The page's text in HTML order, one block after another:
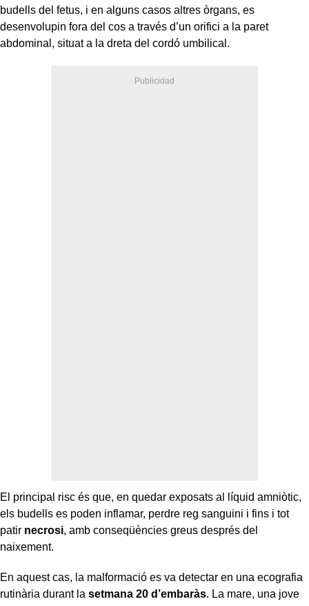
budells del fetus, i en alguns casos altres òrgans, es
desenvolupin fora del cos a través d’un orifici a la paret
abdominal, situat a la dreta del cordó umbilical.
El principal risc és que, en quedar exposats al líquid amniòtic,
els budells es poden inflamar, perdre reg sanguini i fins i tot
patir necrosi, amb conseqüències greus després del
naixement.
En aquest cas, la malformació es va detectar en una ecografia
rutinària durant la setmana 20 d’embaràs. La mare, una jove